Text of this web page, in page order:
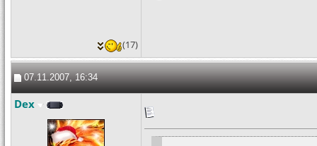
(17)
07.11.2007, 16:34
Dex